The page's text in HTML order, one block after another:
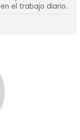
el trabajo diario.